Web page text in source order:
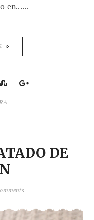
en......
»
DE